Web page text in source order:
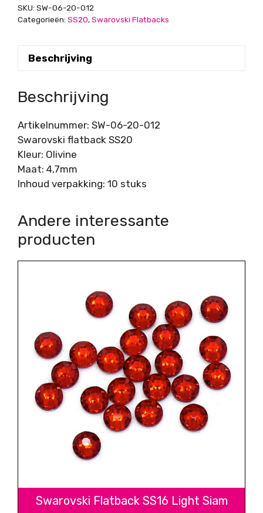
SKU: SW-06-20-012
Categorieën: SS20,Swarovski Flatbacks
Beschrijving
Beschrijving
Artikelnummer: SW-06-20-012
Swarovski flatback SS20
Kleur: Olivine
Maat: 4,7mm
Inhoud verpakking: 10 stuks
Andere interessante
producten
Swarovski Flatback SS16 Light Siam